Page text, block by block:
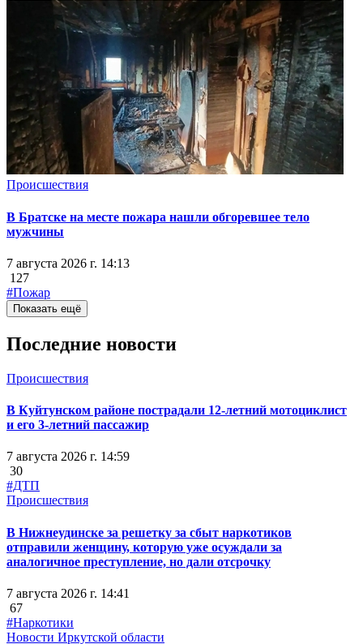
Происшествия
В Братске на месте пожара нашли обгоревшее тело
мужчины
7 августа 2026 г. 14:13
127
#Пожар
Показать ещё
Последние новости
Происшествия
В Куйтунском районе пострадали 12-летний мотоциклист
и его 3-летний пассажир
7 августа 2026 г. 14:59
30
#ДТП
Происшествия
В Нижнеудинске за решетку за сбыт наркотиков
отправили женщину, которую уже осуждали за
аналогичное преступление, но дали отсрочку
7 августа 2026 г. 14:41
67
#Наркотики
Новости Иркутской области